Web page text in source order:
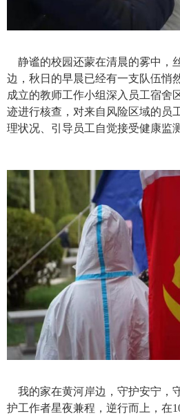
静谧的校园还蒙在清晨的雾中 ，
边 ， 秋日的早晨已经有一支队伍悄
成立的教师工作小组深入员工宿舍
迹进行核查， 对来自风险区域的员
理状况、引导员工自觉接受健康监
我的家在黄河岸边 ， 守护安宁 ，
护工作者星夜兼程 ， 逆行而上 ， 在